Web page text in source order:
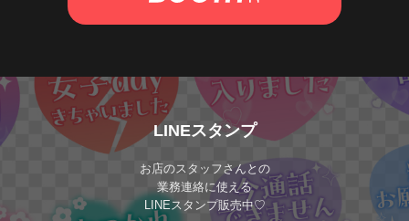
LINEスタンプ
お店のスタッフさんとの
業務連絡に使える
LINEスタンプ販売中♡